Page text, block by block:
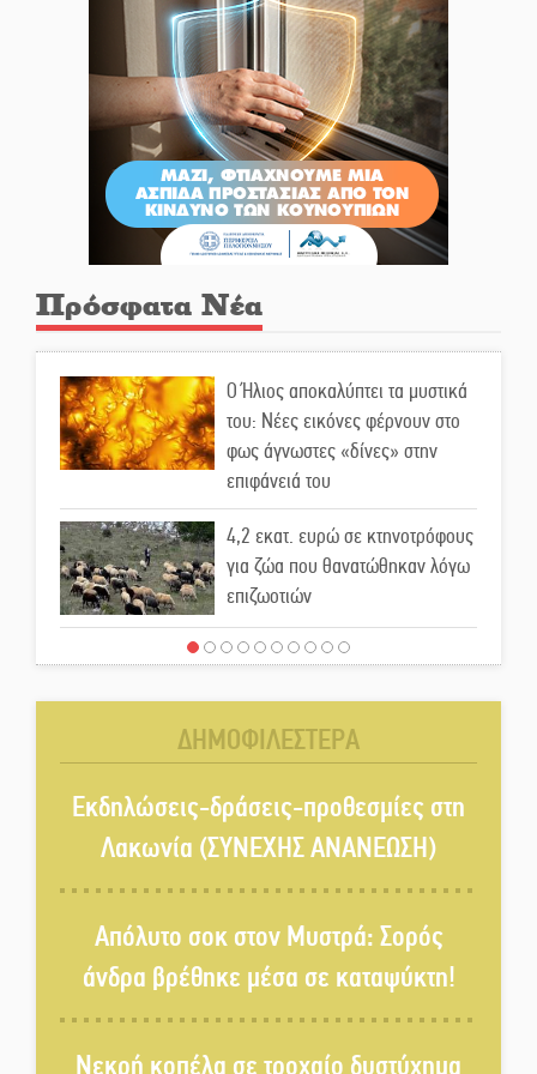
Πρόσφατα Νέα
Ο Ήλιος αποκαλύπτει τα μυστικά
του: Νέες εικόνες φέρνουν στο
φως άγνωστες «δίνες» στην
επιφάνειά του
4,2 εκατ. ευρώ σε κτηνοτρόφους
για ζώα που θανατώθηκαν λόγω
επιζωοτιών
Η ψυχολογία της ανατροπής στο
Ένα «ταξίδι» τέχνης και
χρωμάτων στη Νεάπολη
Τα Λαγκάδια κρατούν ζωντανή
την τέχνη της πέτρας
ΔΗΜΟΦΙΛΕΣΤΕΡΑ
Εκδηλώσεις-δράσεις-προθεσμίες στη
Λακωνία (ΣΥΝΕΧΗΣ ΑΝΑΝΕΩΣΗ)
Απόλυτο σοκ στον Μυστρά: Σορός
άνδρα βρέθηκε μέσα σε καταψύκτη!
Νεκρή κοπέλα σε τροχαίο δυστύχημα